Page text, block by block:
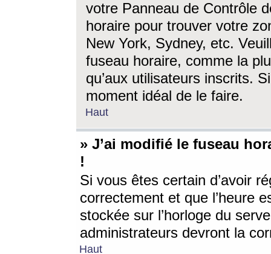
votre Panneau de Contrôle
horaire pour trouver votre
New York, Sydney, etc.
fuseau horaire, comme la
qu’aux utilisateurs inscrits.
moment idéal de le faire.
Haut
» J’ai modifié le fuseau
!
Si vous êtes certain d’avoir
correctement et que l’heure
stockée sur l’horloge du
administrateurs devront la
Haut